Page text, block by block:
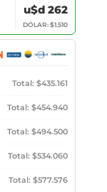
u$d 262
DÓLAR: $1.510
Total: $435.161
Total: $454.940
Total: $494.500
Total: $534.060
Total: $577.576